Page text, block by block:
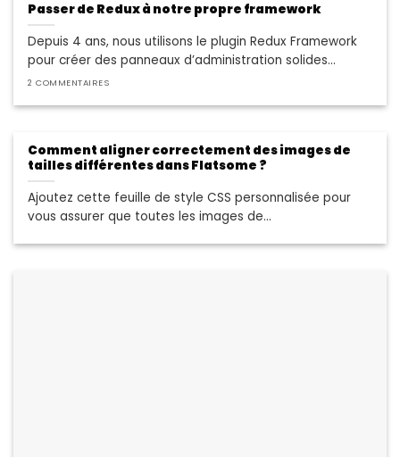
Passer de Redux à notre propre framework
Depuis 4 ans, nous utilisons le plugin Redux Framework
pour créer des panneaux d’administration solides...
2 COMMENTAIRES
Comment aligner correctement des images de
tailles différentes dans Flatsome ?
Ajoutez cette feuille de style CSS personnalisée pour
vous assurer que toutes les images de...